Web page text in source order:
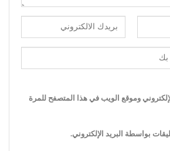
وموقع الويب في هذا المتصفح للمرة
بواسطة البريد الإلكتروني.